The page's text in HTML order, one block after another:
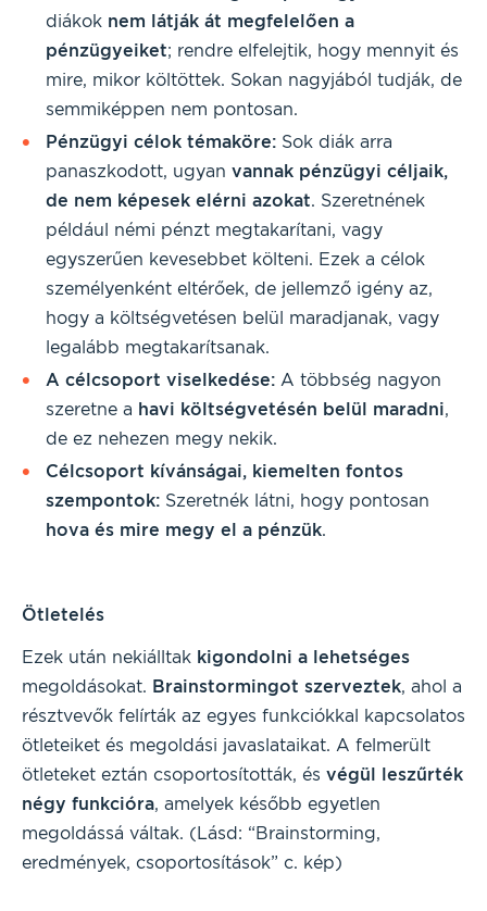
diákok nem látják át megfelelően a
pénzügyeiket; rendre elfelejtik, hogy mennyit és
mire, mikor költöttek. Sokan nagyjából tudják, de
semmiképpen nem pontosan.
Pénzügyi célok témaköre: Sok diák arra
panaszkodott, ugyan vannak pénzügyi céljaik,
de nem képesek elérni azokat. Szeretnének
például némi pénzt megtakarítani, vagy
egyszerűen kevesebbet költeni. Ezek a célok
személyenként eltérőek, de jellemző igény az,
hogy a költségvetésen belül maradjanak, vagy
legalább megtakarítsanak.
A célcsoport viselkedése: A többség nagyon
szeretne a havi költségvetésén belül maradni,
de ez nehezen megy nekik.
Célcsoport kívánságai, kiemelten fontos
szempontok: Szeretnék látni, hogy pontosan
hova és mire megy el a pénzük.
Ötletelés
Ezek után nekiálltak kigondolni a lehetséges
megoldásokat. Brainstormingot szerveztek, ahol a
résztvevők felírták az egyes funkciókkal kapcsolatos
ötleteiket és megoldási javaslataikat. A felmerült
ötleteket eztán csoportosították, és végül leszűrték
négy funkcióra, amelyek később egyetlen
megoldássá váltak. (Lásd: “Brainstorming,
eredmények, csoportosítások” c. kép)